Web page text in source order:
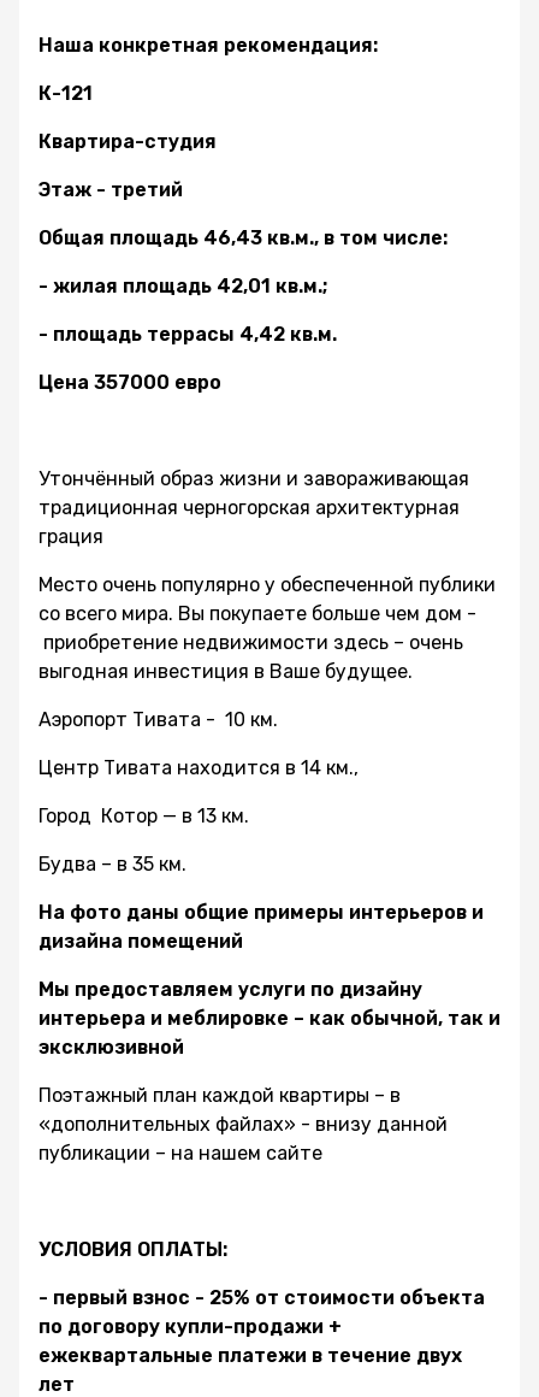
Наша конкретная рекомендация:
К-121
Квартира-студия
Этаж - третий
Общая площадь 46,43 кв.м., в том числе:
- жилая площадь 42,01 кв.м.;
- площадь террасы 4,42 кв.м.
Цена 357000 евро
Утончённый образ жизни и завораживающая
традиционная черногорская архитектурная
грация
Место очень популярно у обеспеченной публики
со всего мира. Вы покупаете больше чем дом -
приобретение недвижимости здесь – очень
выгодная инвестиция в Ваше будущее.
Аэропорт Тивата - 10 км.
Центр Тивата находится в 14 км.,
Город Котор — в 13 км.
Будва – в 35 км.
На фото даны общие примеры интерьеров и
дизайна помещений
Мы предоставляем услуги по дизайну
интерьера и меблировке – как обычной, так и
эксклюзивной
Поэтажный план каждой квартиры – в
«дополнительных файлах» - внизу данной
публикации – на нашем сайте
УСЛОВИЯ ОПЛАТЫ:
- первый взнос - 25% от стоимости объекта
по договору купли-продажи +
ежеквартальные платежи в течение двух
лет